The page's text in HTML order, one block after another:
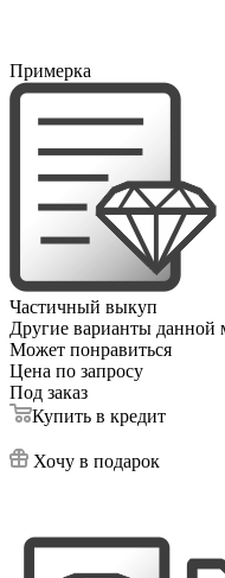
Примерка
Частичный выкуп
Другие варианты данной
Может понравиться
Цена по запросу
Под заказ
Купить в кредит
Хочу в подарок